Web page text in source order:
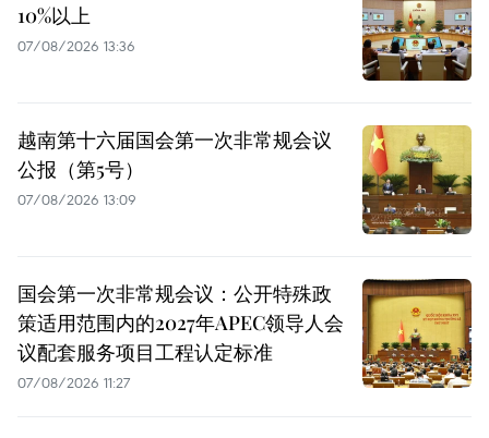
10%以上
07/08/2026 13:36
越南第十六届国会第一次非常规会议
公报（第5号）
07/08/2026 13:09
国会第一次非常规会议：公开特殊政
策适用范围内的2027年APEC领导人会
议配套服务项目工程认定标准
07/08/2026 11:27